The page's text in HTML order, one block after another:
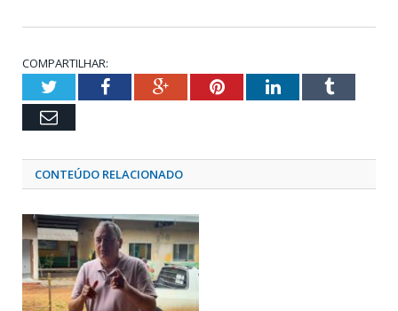
COMPARTILHAR:
TwitterFacebookGoogle+PinterestLinkedInTumblr
Email
CONTEÚDO RELACIONADO